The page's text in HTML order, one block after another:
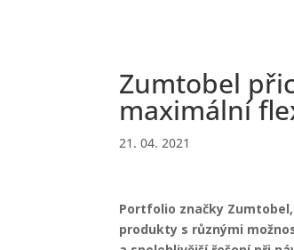
Zumtobel
maximální
21. 04. 2021
Portfolio značky
produkty s různými